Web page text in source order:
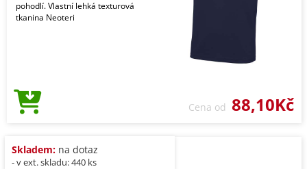
pohodlí. Vlastní lehká texturová
tkanina Neoteri
Cena od 88,10Kč
Skladem: na dotaz
- v ext. skladu: 440 ks